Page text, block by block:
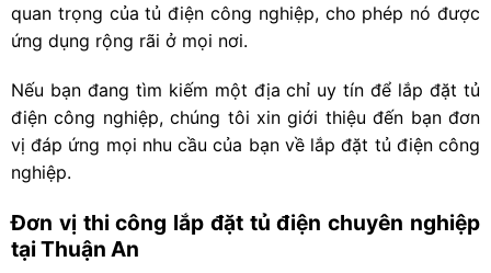
quan trọng của tủ điện công nghiệp, cho phép nó được
ứng dụng rộng rãi ở mọi nơi.
Nếu bạn đang tìm kiếm một địa chỉ uy tín để lắp đặt tủ
điện công nghiệp, chúng tôi xin giới thiệu đến bạn đơn
vị đáp ứng mọi nhu cầu của bạn về lắp đặt tủ điện công
nghiệp.
Đơn vị thi công lắp đặt tủ điện chuyên nghiệp
tại Thuận An